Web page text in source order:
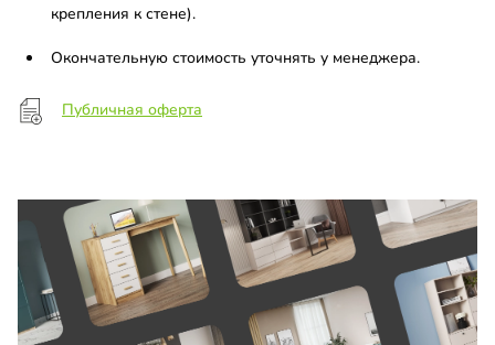
крепления к стене).
Окончательную стоимость уточнять у менеджера.
Публичная оферта